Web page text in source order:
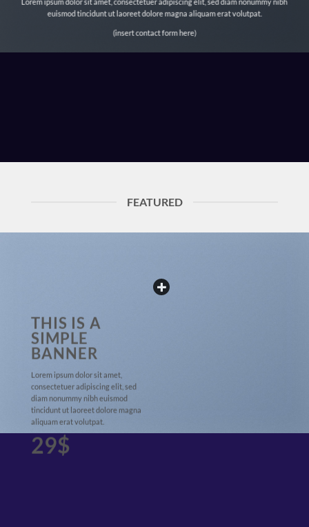
euismod tincidunt ut laoreet dolore magna aliquam erat volutpat.
(insert contact form here)
FEATURED
THIS IS A
SIMPLE
BANNER
Lorem ipsum dolor sit amet,
consectetuer adipiscing elit, sed
diam nonummy nibh euismod
tincidunt ut laoreet dolore magna
aliquam erat volutpat.
29$